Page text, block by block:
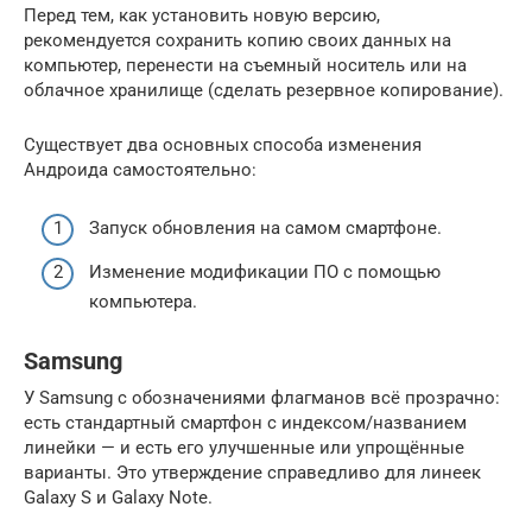
Перед тем, как установить новую версию,
рекомендуется сохранить копию своих данных на
компьютер, перенести на съемный носитель или на
облачное хранилище (сделать резервное копирование).
Существует два основных способа изменения
Андроида самостоятельно:
Запуск обновления на самом смартфоне.
Изменение модификации ПО с помощью
компьютера.
Samsung
У Samsung с обозначениями флагманов всё прозрачно:
есть стандартный смартфон с индексом/названием
линейки — и есть его улучшенные или упрощённые
варианты. Это утверждение справедливо для линеек
Galaxy S и Galaxy Note.